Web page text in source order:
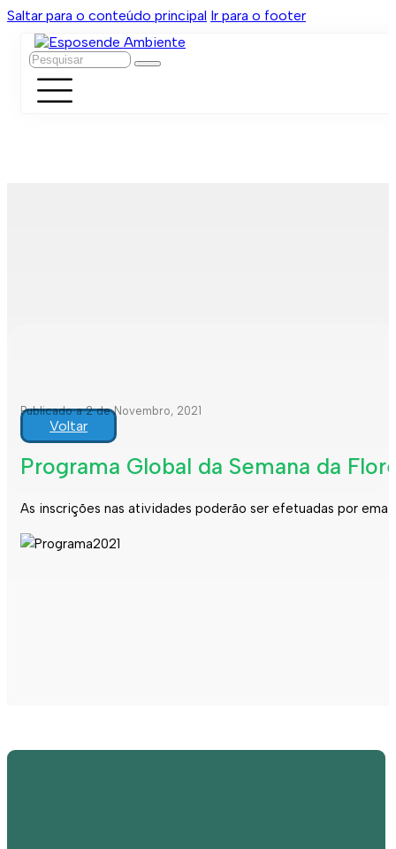
Saltar para o conteúdo principal Ir para o footer
Pesquisar
Publicado a 2 de Novembro, 2021
Voltar
Programa Global da Semana da
As inscrições nas atividades poderão ser efetuadas por